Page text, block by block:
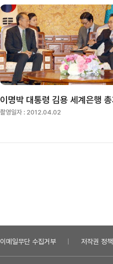
촬영일자 : 2012.04.02
이메일무단 수집거부 저작권 정책